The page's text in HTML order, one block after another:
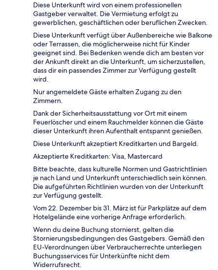
Diese Unterkunft wird von einem professionellen
Gastgeber verwaltet. Die Vermietung erfolgt zu
gewerblichen, geschäftlichen oder beruflichen Zwecken.
Diese Unterkunft verfügt über Außenbereiche wie Balkone
oder Terrassen, die möglicherweise nicht für Kinder
geeignet sind. Bei Bedenken wende dich am besten vor
der Ankunft direkt an die Unterkunft, um sicherzustellen,
dass dir ein passendes Zimmer zur Verfügung gestellt
wird.
Nur angemeldete Gäste erhalten Zugang zu den
Zimmern.
Dank der Sicherheitsausstattung vor Ort mit einem
Feuerlöscher und einem Rauchmelder können die Gäste
dieser Unterkunft ihren Aufenthalt entspannt genießen.
Diese Unterkunft akzeptiert Kreditkarten und Bargeld.
Akzeptierte Kreditkarten: Visa, Mastercard
Bitte beachte, dass kulturelle Normen und Gastrichtlinien
je nach Land und Unterkunft unterschiedlich sein können.
Die aufgeführten Richtlinien wurden von der Unterkunft
zur Verfügung gestellt.
Vom 22. Dezember bis 31. März ist für Parkplätze auf dem
Hotelgelände eine vorherige Anfrage erforderlich.
Wenn du deine Buchung stornierst, gelten die
Stornierungsbedingungen des Gastgebers. Gemäß den
EU-Verordnungen über Verbraucherrechte unterliegen
Buchungsservices für Unterkünfte nicht dem
Widerrufsrecht.